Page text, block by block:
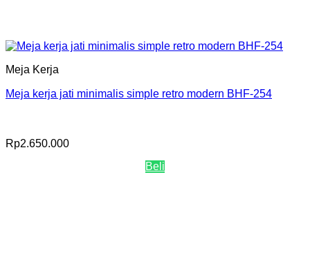
Meja Kerja
Meja kerja jati minimalis simple retro modern BHF-254
Rp2.650.000
Beli